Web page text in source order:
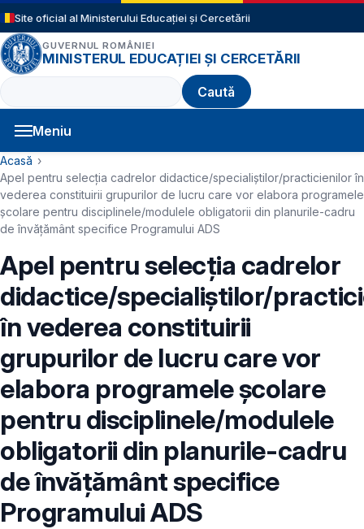
Sari la conținutul principal
Site oficial al Ministerului Educației și Cercetării
GUVERNUL ROMÂNIEI
MINISTERUL EDUCAȚIEI ȘI CERCETĂRII
Caută
Meniu
Navigație principală
Cale de navigare
Acasă
Apel pentru selecţia cadrelor didactice/specialiștilor/practicienilor în
vederea constituirii grupurilor de lucru care vor elabora programele
şcolare pentru disciplinele/modulele obligatorii din planurile-cadru
de învăţământ specifice Programului ADS
Apel pentru selecţia cadrelor
didactice/specialiștilor/
în vederea constituirii
grupurilor de lucru care vor
elabora programele şcolare
pentru disciplinele/modulele
obligatorii din planurile-cadru
de învăţământ specifice
Programului ADS